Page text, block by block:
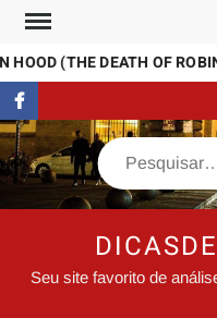
Skip
content(THE DEATH OF
FaceBook
Search
Seu site favorito de